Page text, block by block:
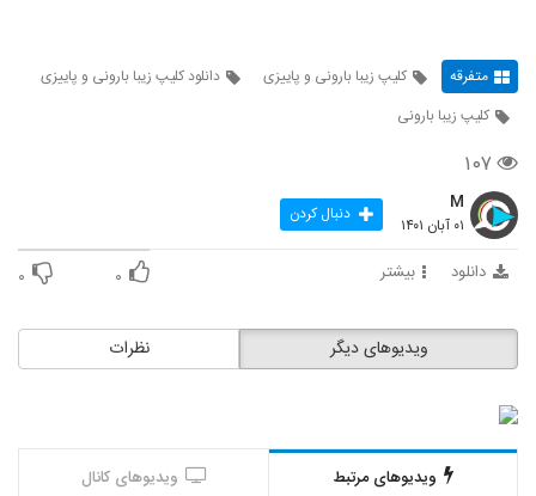
متفرقه کلیپ زیبا بارونی و پاییزی
دانلود کلیپ زیبا بارونی و پاییزی
کلیپ زیبا بارونی
۱۰۷
M
۰۱ آبان ۱۴۰۱ دنبال کردن
دانلود بیشتر ۰ ۰
نظرات ویدیوهای دیگر
ویدیوهای مرتبط ویدیوهای کانال